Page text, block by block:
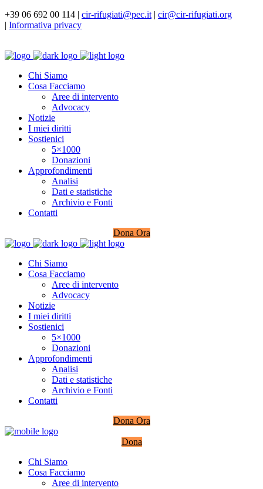
+39 06 692 00 114 | cir-rifugiati@pec.it | cir@cir-rifugiati.org
| Informativa privacy
Chi Siamo
Cosa Facciamo
Aree di intervento
Advocacy
Notizie
I miei diritti
Sostienici
5×1000
Donazioni
Approfondimenti
Analisi
Dati e statistiche
Archivio e Fonti
Contatti
Dona Ora
Chi Siamo
Cosa Facciamo
Aree di intervento
Advocacy
Notizie
I miei diritti
Sostienici
5×1000
Donazioni
Approfondimenti
Analisi
Dati e statistiche
Archivio e Fonti
Contatti
Dona Ora
Dona
Chi Siamo
Cosa Facciamo
Aree di intervento